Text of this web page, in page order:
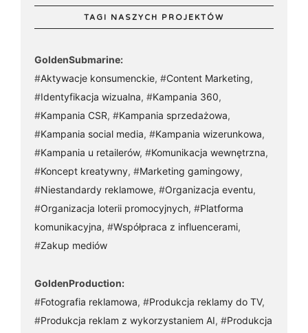
TAGI NASZYCH PROJEKTÓW
GoldenSubmarine:
#Aktywacje konsumenckie, #Content Marketing,
#Identyfikacja wizualna, #Kampania 360,
#Kampania CSR, #Kampania sprzedażowa,
#Kampania social media, #Kampania wizerunkowa,
#Kampania u retailerów, #Komunikacja wewnętrzna,
#Koncept kreatywny, #Marketing gamingowy,
#Niestandardy reklamowe, #Organizacja eventu,
#Organizacja loterii promocyjnych, #Platforma
komunikacyjna, #Współpraca z influencerami,
#Zakup mediów
GoldenProduction:
#Fotografia reklamowa, #Produkcja reklamy do TV,
#Produkcja reklam z wykorzystaniem AI, #Produkcja